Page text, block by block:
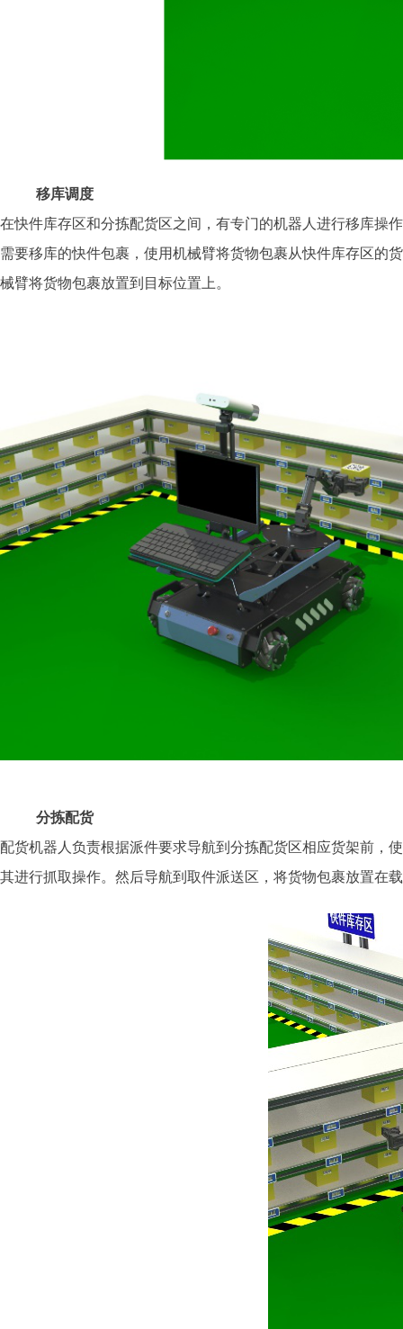
移库调度
在快件库存区和分拣配货区之间，有专门的机器人进行移库操
需要移库的快件包裹，使用机械臂将货物包裹从快件库存区的
械臂将货物包裹放置到目标位置上。
分拣配货
配货机器人负责根据派件要求导航到分拣配货区相应货架前，
其进行抓取操作。然后导航到取件派送区，将货物包裹放置在